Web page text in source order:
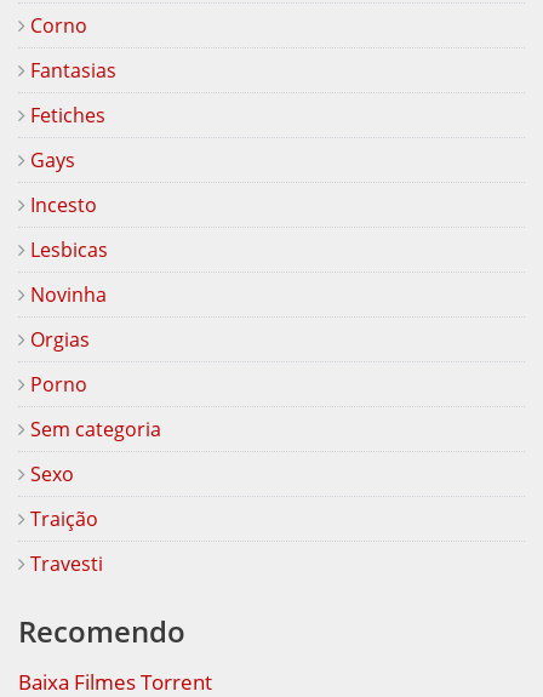
Corno
Fantasias
Fetiches
Gays
Incesto
Lesbicas
Novinha
Orgias
Porno
Sem categoria
Sexo
Traição
Travesti
Recomendo
Baixa Filmes Torrent